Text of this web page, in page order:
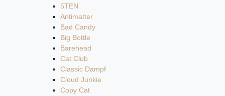
5TEN
Antimatter
Bad Candy
Big Bottle
Barehead
Cat Club
Classic Dampf
Cloud Junkie
Copy Cat